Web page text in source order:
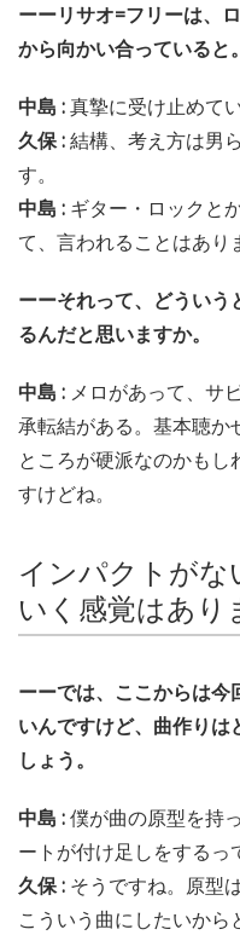
ーーリサオ=フリーは、
から向かい合っていると。
中島 :真摯に受け止めて
久保 :結構、考え方は男
す。
中島 : ギター・ロックと
て、言われることはあり
ーーそれって、どうい
るんだと思いますか。
中島 : メロがあって、サ
承転結がある。基本聴か
ところが硬派なのかも
すけどね。
インパクトがな
いく感覚はあり
ーーでは、ここからは今
いんですけど、曲作り
しょう。
中島 :僕が曲の原型を持
ートが付け足しをするっ
久保 : そうですね。原型
こういう曲にしたいから